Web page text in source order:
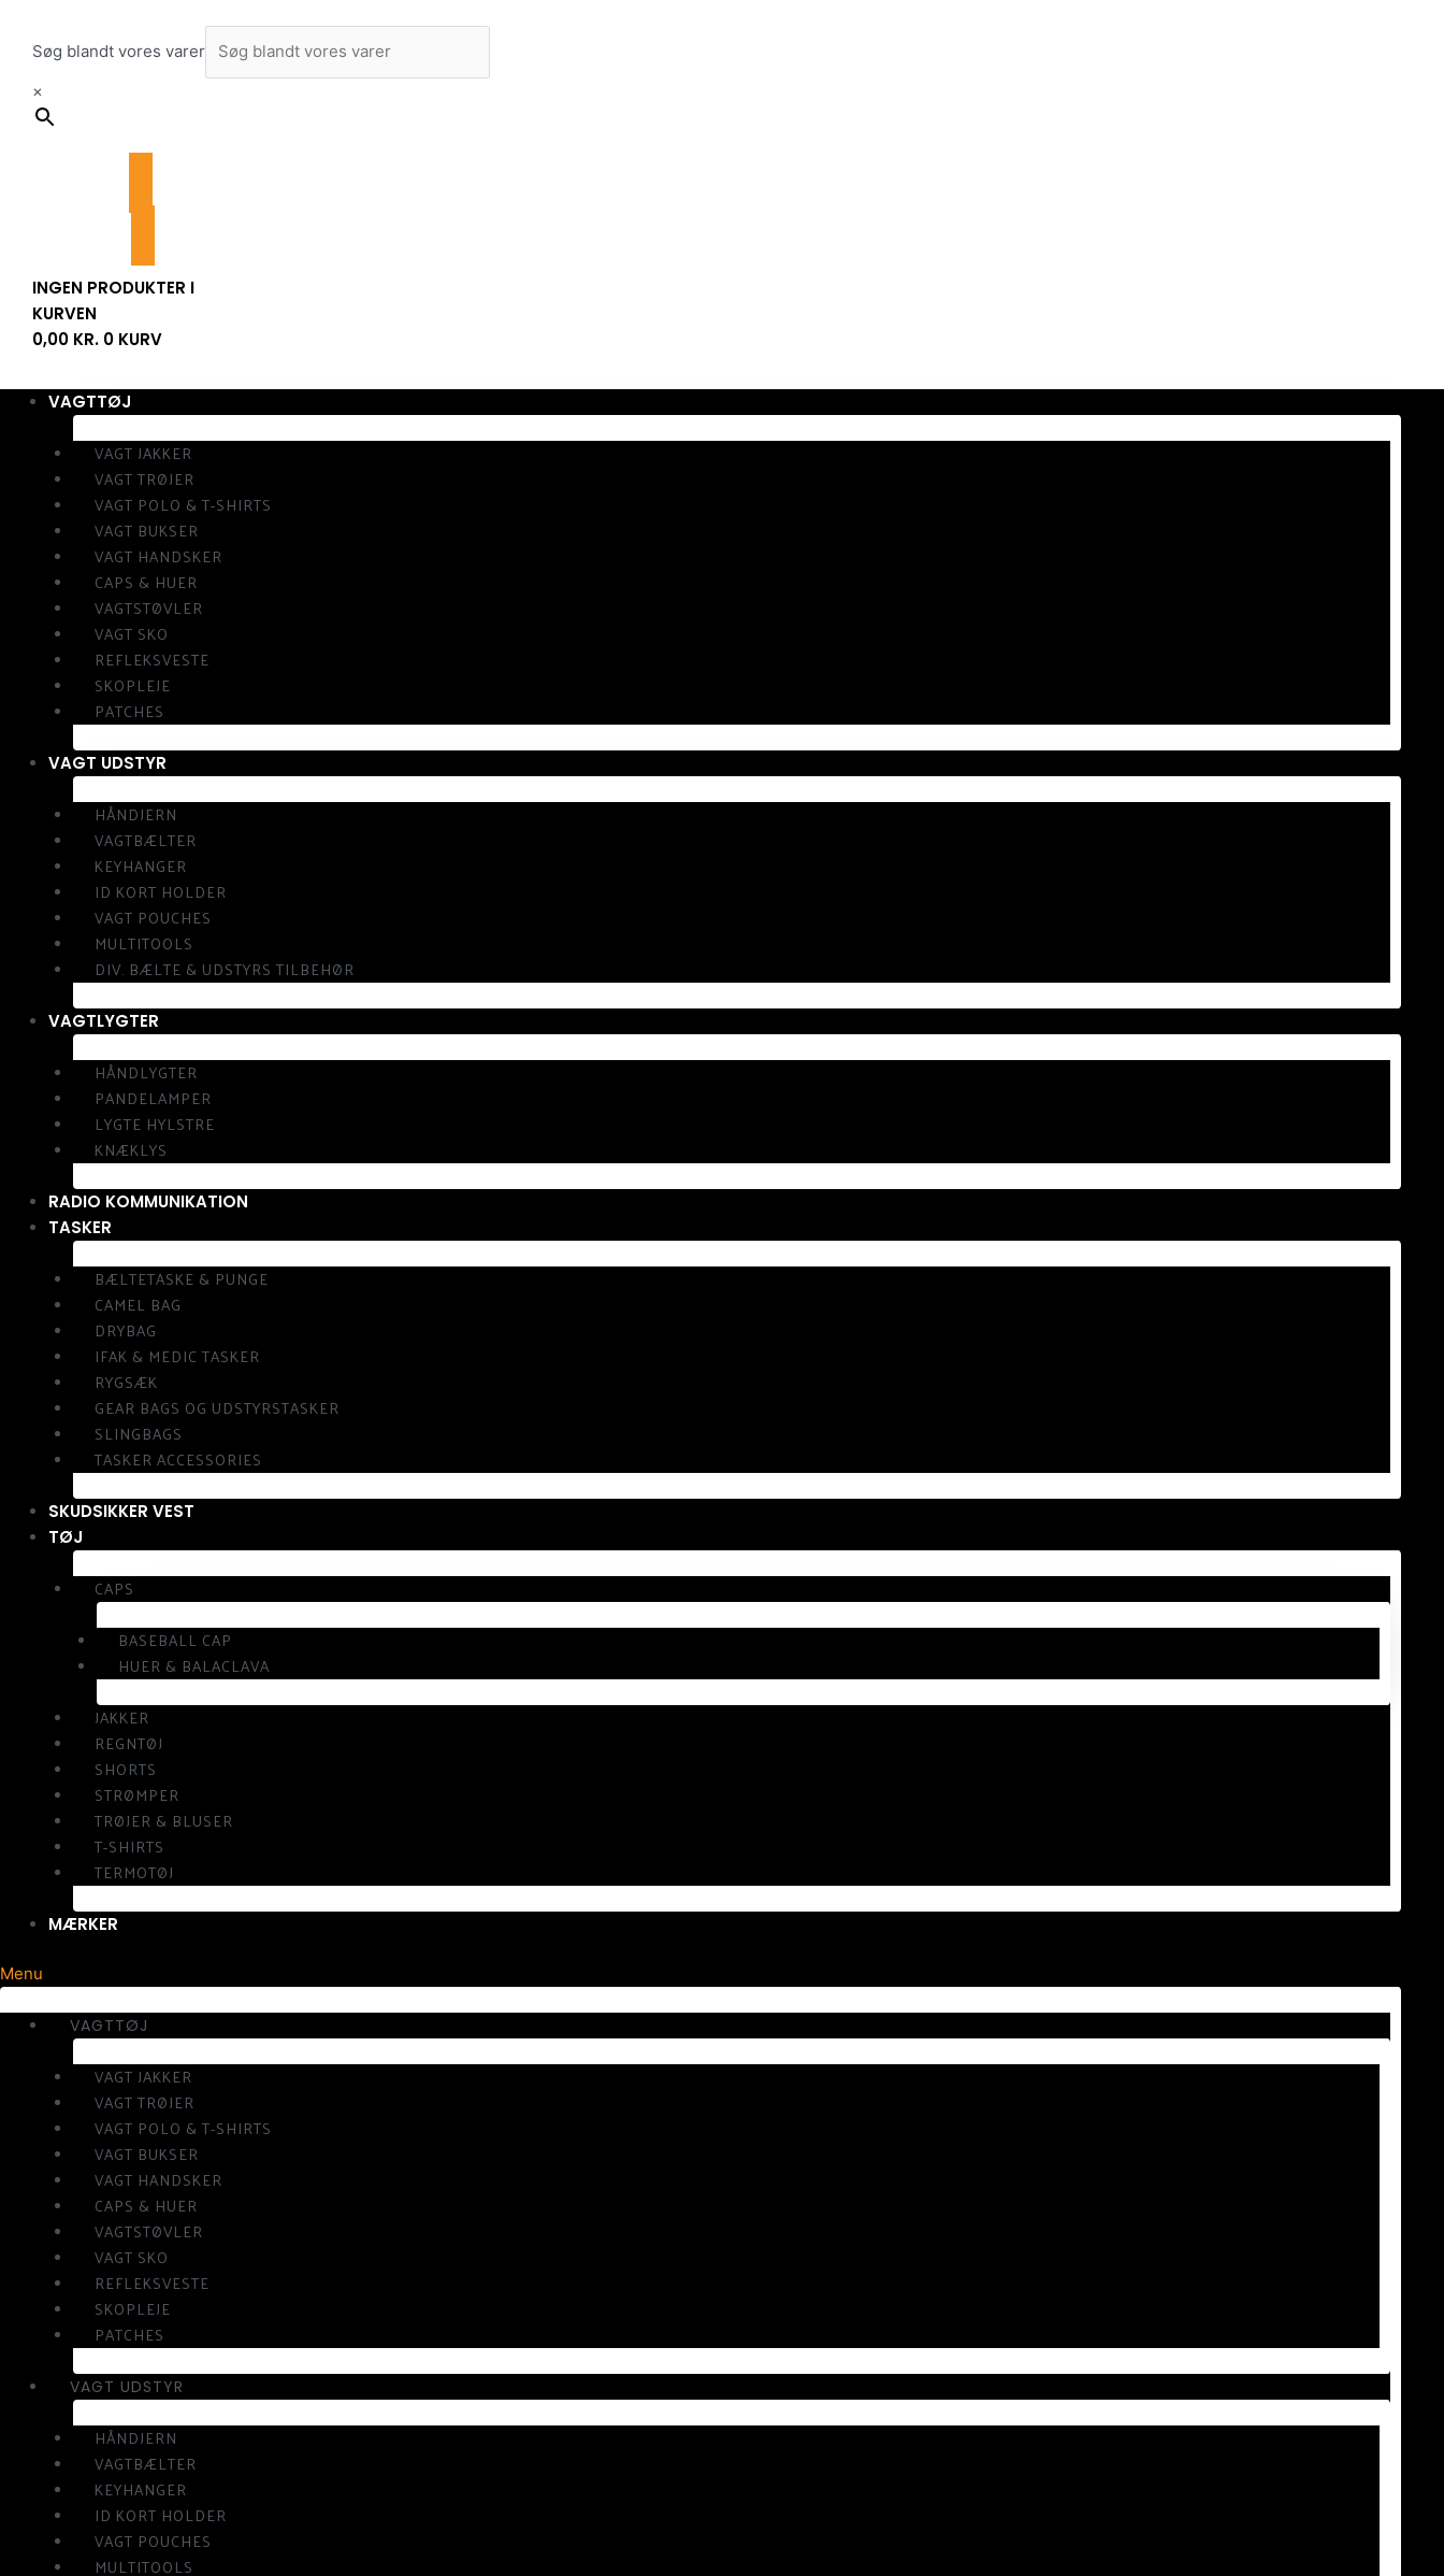
indholdet
Søg blandt vores varer
×
INGEN PRODUKTER I
KURVEN
0,00 KR. 0 KURV
VAGTTØJ
VAGT JAKKER
VAGT TRØJER
VAGT POLO & T-SHIRTS
VAGT BUKSER
VAGT HANDSKER
CAPS & HUER
VAGTSTØVLER
VAGT SKO
REFLEKSVESTE
SKOPLEJE
PATCHES
VAGT UDSTYR
HÅNDJERN
VAGTBÆLTER
KEYHANGER
ID KORT HOLDER
VAGT POUCHES
MULTITOOLS
DIV. BÆLTE & UDSTYRS TILBEHØR
VAGTLYGTER
HÅNDLYGTER
PANDELAMPER
LYGTE HYLSTRE
KNÆKLYS
RADIO KOMMUNIKATION
TASKER
BÆLTETASKE & PUNGE
CAMEL BAG
DRYBAG
IFAK & MEDIC TASKER
RYGSÆK
GEAR BAGS OG UDSTYRSTASKER
SLINGBAGS
TASKER ACCESSORIES
SKUDSIKKER VEST
TØJ
CAPS
BASEBALL CAP
HUER & BALACLAVA
JAKKER
REGNTØJ
SHORTS
STRØMPER
TRØJER & BLUSER
T-SHIRTS
TERMOTØJ
MÆRKER
Menu
VAGTTØJ
VAGT JAKKER
VAGT TRØJER
VAGT POLO & T-SHIRTS
VAGT BUKSER
VAGT HANDSKER
CAPS & HUER
VAGTSTØVLER
VAGT SKO
REFLEKSVESTE
SKOPLEJE
PATCHES
VAGT UDSTYR
HÅNDJERN
VAGTBÆLTER
KEYHANGER
ID KORT HOLDER
VAGT POUCHES
MULTITOOLS